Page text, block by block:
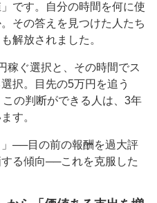
です。自分の時間を何に使
その答えを見つけた人たち
解放されました。
稼ぐ選択と、その時間でス
択。目先の5万円を追う
の判断ができる人は、3年
す。
──目の前の報酬を過大評
る傾向──これを克服した